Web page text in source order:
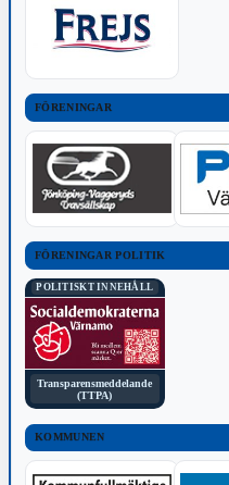
FÖRENINGAR
FÖRENINGAR POLITIK
POLITISKT INNEHÅLL
Transparensmeddelande
(TTPA)
KOMMUNEN